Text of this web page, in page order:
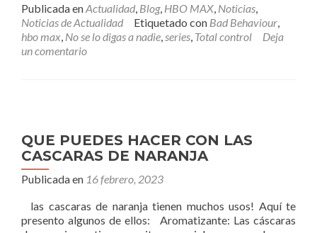
NUEVAS
3
SERIES
QUE
Publicada enActualidad, Blog, HBO MAX, Noticias,
Noticias de Actualidad
Etiquetado con Bad Behaviour,
hbo max, No se lo digas a nadie,series, Total control
Deja
un comentario
QUE PUEDES HACER CON LAS
CASCARAS DE NARANJA
Publicada en 16 febrero, 2023
las cascaras de naranja tienen muchos usos! Aquí te
presento algunos de ellos: Aromatizante: Las cáscaras